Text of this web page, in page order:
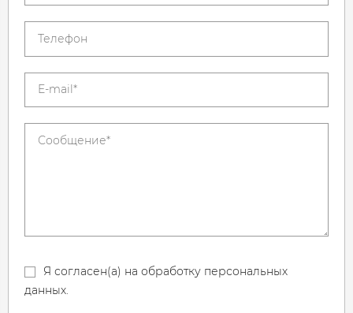
Я согласен(а) на обработку персональных
данных.